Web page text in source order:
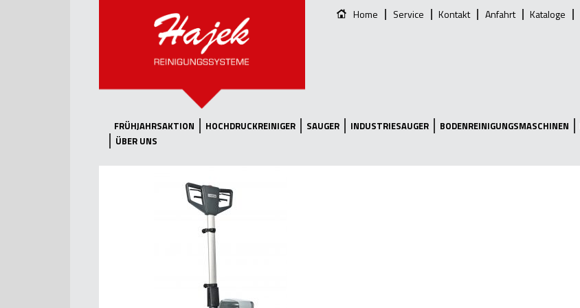
Home Service Kontakt Anfahrt Kataloge
FRÜHJAHRSAKTION HOCHDRUCKREINIGER SAUGER INDUSTRIESAUGER BODENREINIGUNGSMASCHINEN
ÜBER UNS